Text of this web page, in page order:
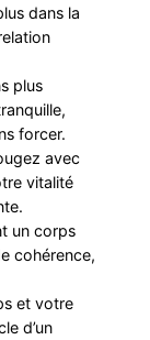
dans la
plus
forcer.
avec
vitalité
un corps
cohérence,
et votre
d’un